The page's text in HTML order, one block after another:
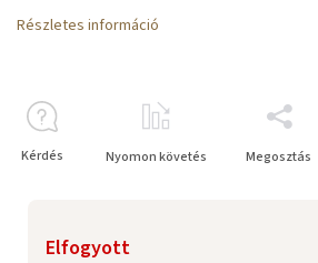
Elfogyott
Részletes információ
Kérdés Nyomon követés Megosztás